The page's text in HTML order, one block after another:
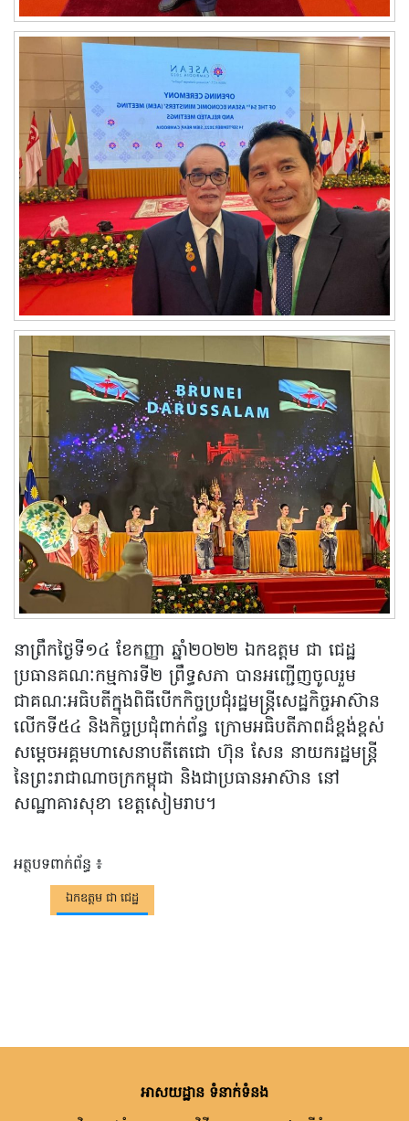
នាព្រឹកថ្ងៃទី១៤ ខែកញ្ញា ឆ្នាំ២០២២ ឯកឧត្តម ជា ជេដ្ឋ
ប្រធានគណៈកម្មការទី២ ព្រឹទ្ធសភា បានអញ្ជើញចូលរួម
ជាគណៈអធិបតីក្នុងពិធីបើកកិច្ចប្រជុំរដ្ឋមន្រ្តីសេដ្ឋកិច្ចអាស៊ាន
លើកទី៥៤ និងកិច្ចប្រជុំពាក់ព័ន្ធ ក្រោមអធិបតីភាពដ៏ខ្ពង់ខ្ពស់
សម្តេចអគ្គមហាសេនាបតីតេជោ ហ៊ុន សែន នាយករដ្ឋមន្រ្តី
នៃព្រះរាជាណាចក្រកម្ពុជា និងជាប្រធានអាស៊ាន នៅ
សណ្ឋាគារសុខា ខេត្តសៀមរាប។
អត្ថបទពាក់ព័ន្ធ ៖
ឯកឧត្តម ជា ជេដ្ឋ
អាសយដ្ឋាន ទំនាក់ទំនង